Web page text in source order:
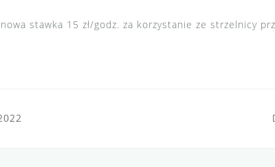
stawka 15 zł/godz. za korzystanie ze strzelnicy